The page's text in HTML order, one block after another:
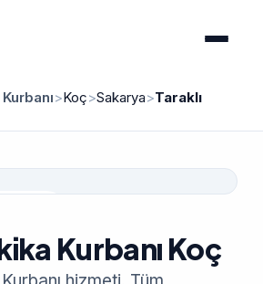
>Koç>Sakarya>Taraklı
Kurbanı Koç